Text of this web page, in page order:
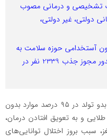
تشخیصی و درمانی مصوب
دولتی، غیر دولتی،
آستخدامی حوزه سلامت به
دانشگاه علوم پزشکی شیراز با صدور مجوز جذب 2339 نفر در
او با بیان اینکه کم‌کاری تیروئید در بدو تولد در ۹۵ درصد موارد بدون
و به تعویق افتادن درمان،
سبب بروز اختلال توانایی‌های